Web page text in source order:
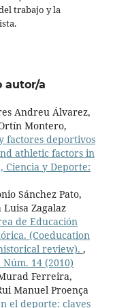
trabajo y la
autor/a
Andreu Álvarez,
Montero,
factores deportivos
athletic factors in
Ciencia y Deporte:
Sánchez Pato,
Luisa Zagalaz
de Educación
(Coeducation
review). ,
14 (2010)
Ferreira,
Manuel Proença
el deporte: claves